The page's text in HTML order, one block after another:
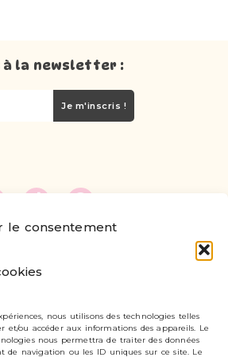
le consentement
nous utilisons des technologies telles
et/ou accéder aux informations des appareils. Le
nous permettra de traiter des données
de navigation ou les ID uniques sur ce site. Le
à la newsletter :
Je m'inscris !